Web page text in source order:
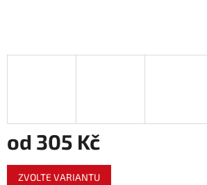
od 305 Kč
Měrná
cena:
ZVOLTE VARIANTU